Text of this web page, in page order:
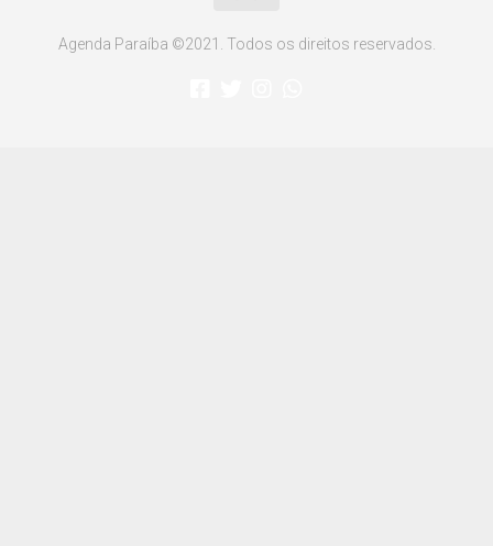
Agenda Paraíba ©2021. Todos os direitos reservados.